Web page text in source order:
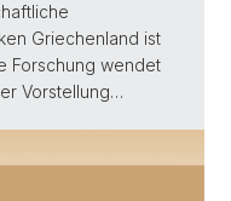
Griechenland ist
Forschung wendet
Vorstellung…